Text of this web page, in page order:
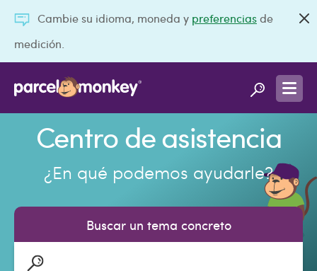
Cambie su idioma, moneda y preferenciasde
medición.
Centro de asistencia
¿En qué podemos ayudarle?
Buscar un tema concreto